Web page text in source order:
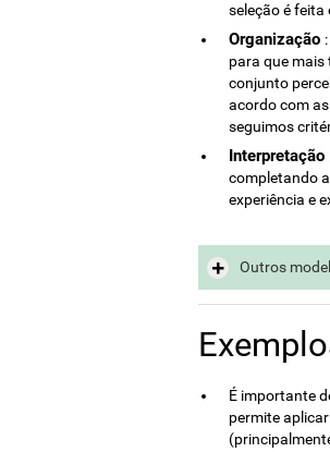
seleção é feita
Organização
para que mais
conjunto
acordo com as
seguimos
Interpretação
completando
experiência e
Outros
É importante
permite